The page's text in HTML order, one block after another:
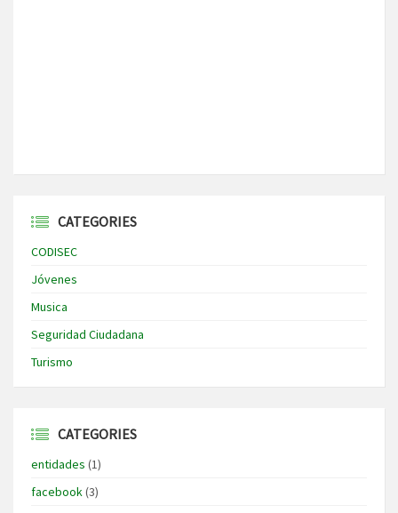
CATEGORIES
CODISEC
Jóvenes
Musica
Seguridad Ciudadana
Turismo
CATEGORIES
entidades (1)
facebook(3)